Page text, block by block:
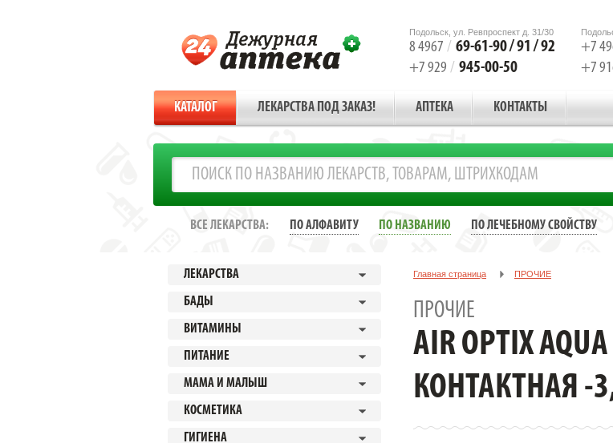
Подольск, ул. Ревпроспект д. 31/30
8 4967 / 69-61-90 / 91 / 92
+7 929 / 945-00-50
+7
+7
КАТАЛОГ ЛЕКАРСТВА ПОД ЗАКАЗ! АПТЕКА КОНТАКТЫ
ВСЕ ЛЕКАРСТВА: ПО АЛФАВИТУ ПО НАЗВАНИЮ ПО ЛЕЧЕБНОМУ СВОЙСТВУ
ЛЕКАРСТВА
БАДЫ
ВИТАМИНЫ
ПИТАНИЕ
МАМА И МАЛЫШ
КОСМЕТИКА
ГИГИЕНА
Главная страница ПРОЧИЕ
ПРОЧИЕ
AIR OPTIX
КОНТАКТНАЯ -